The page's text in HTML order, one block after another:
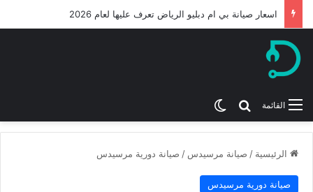
ميكانيكي بي ام دبليو من افضل ورشة بي ام الرياض 2026
القائمة بحث عن
الرئيسية / صيانة مرسيدس / صيانة دورية مرسيدس
صيانة دورية مرسيدس